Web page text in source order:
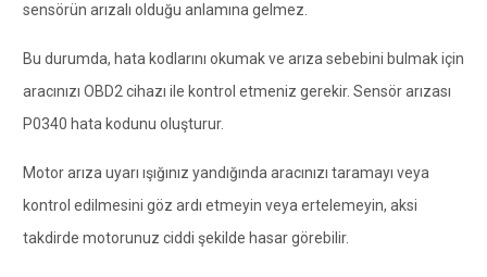
sensörün arızalı olduğu anlamına gelmez.
Bu durumda, hata kodlarını okumak ve arıza sebebini bulmak için
aracınızı OBD2 cihazı ile kontrol etmeniz gerekir. Sensör arızası
P0340 hata kodunu oluşturur.
Motor arıza uyarı ışığınız yandığında aracınızı taramayı veya
kontrol edilmesini göz ardı etmeyin veya ertelemeyin, aksi
takdirde motorunuz ciddi şekilde hasar görebilir.